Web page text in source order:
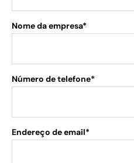
Nome da empresa*
Número de telefone*
Endereço de email*